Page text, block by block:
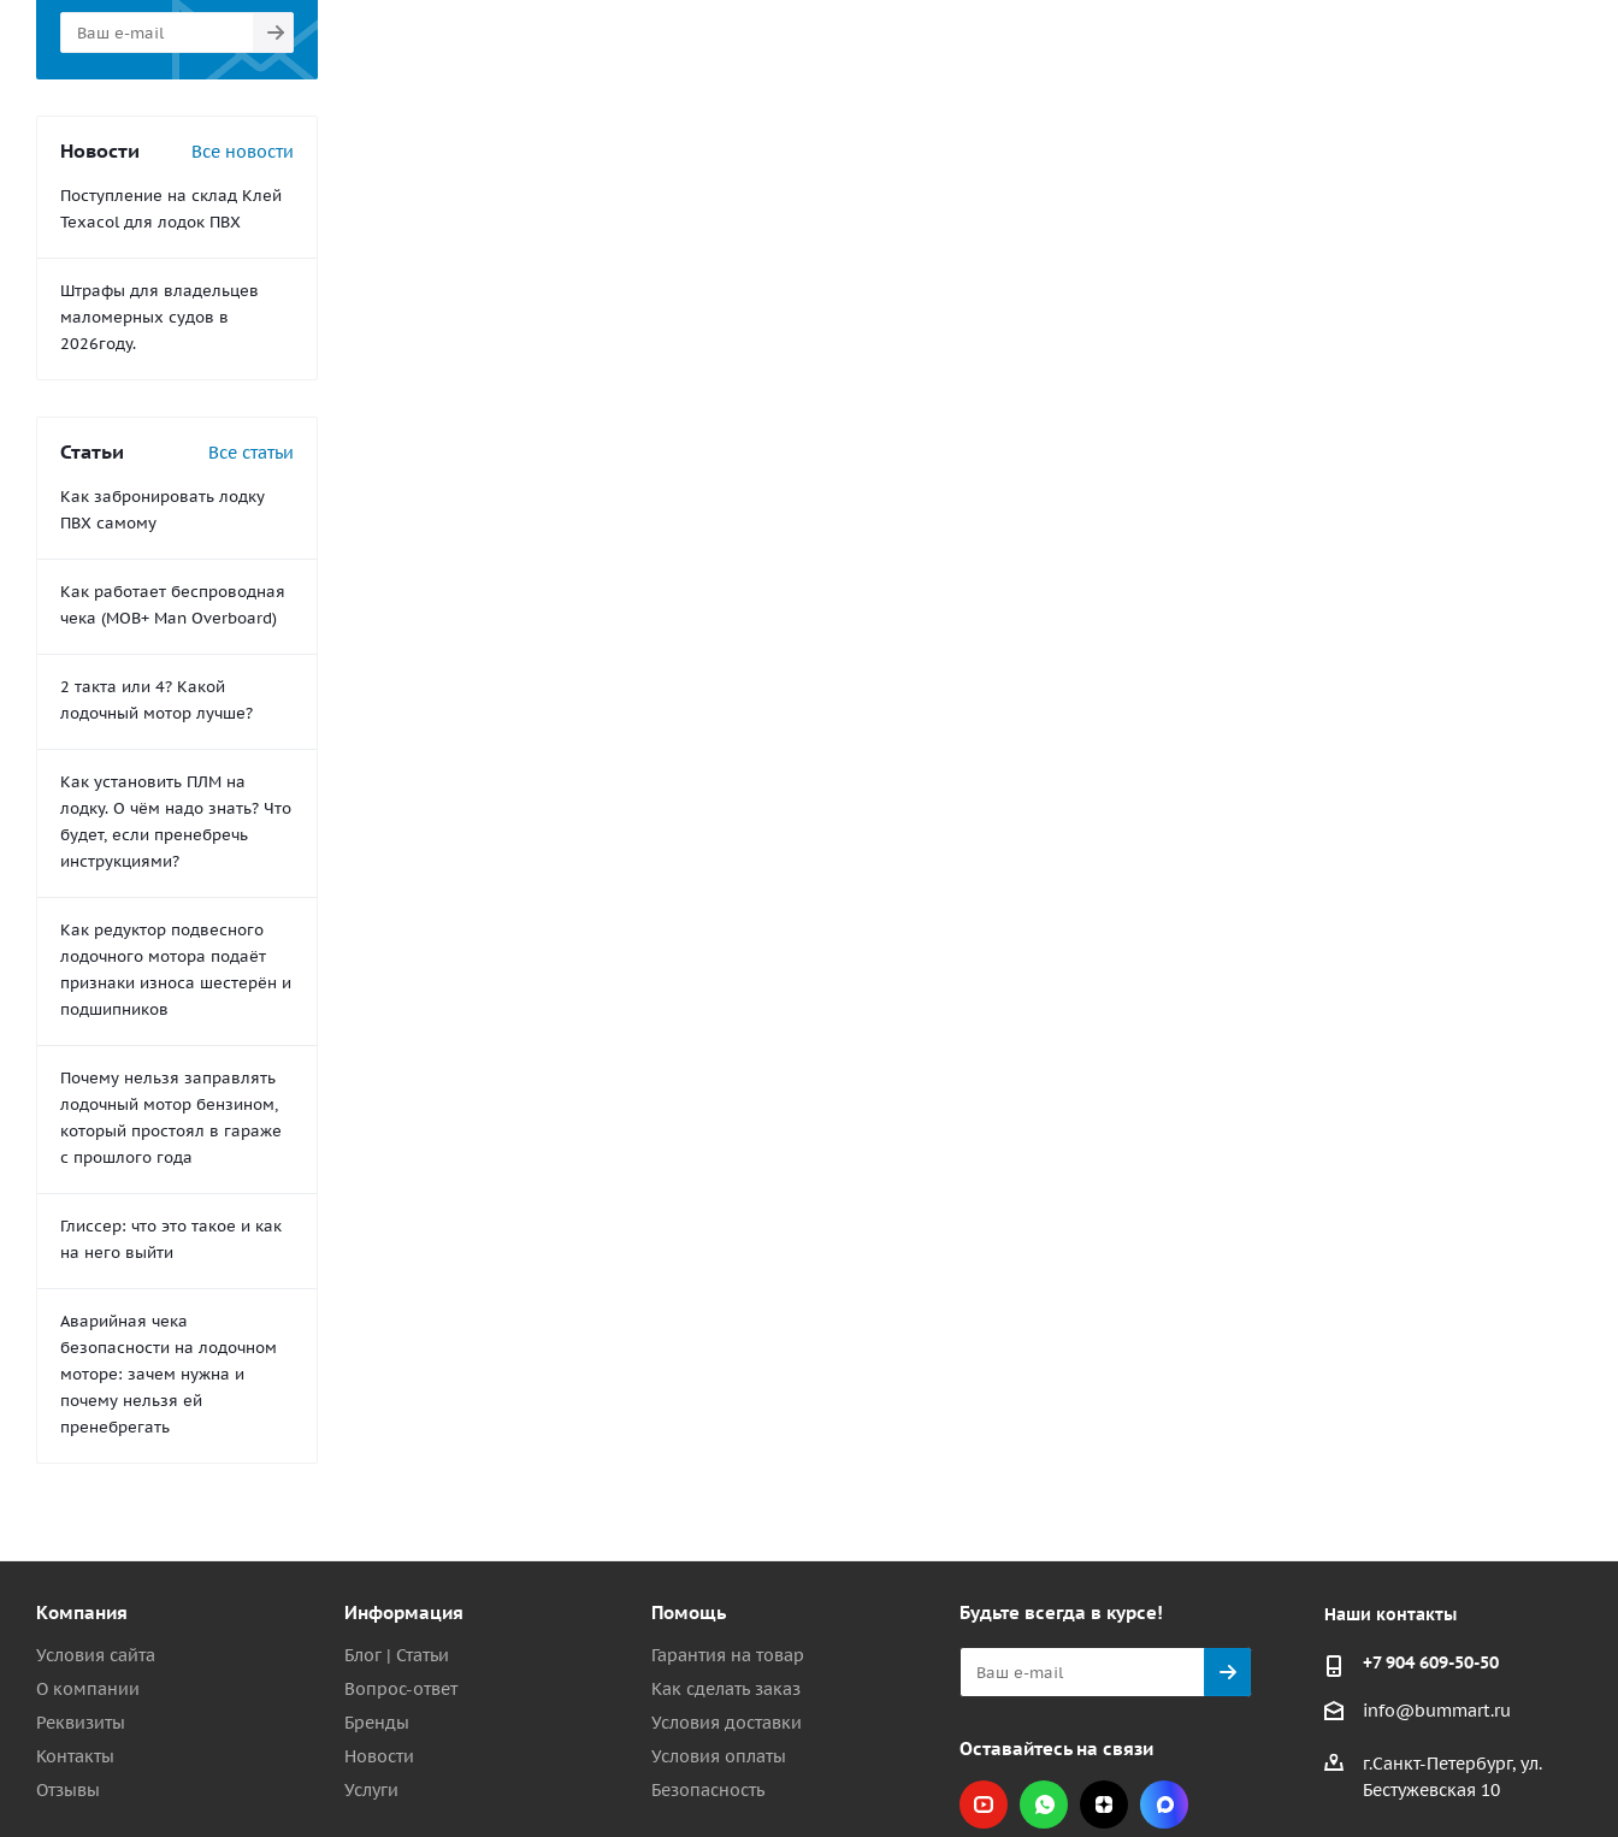
Новости Все новости
Поступление на склад Клей
Texacol для лодок ПВХ
Штрафы для владельцев
маломерных судов в
2026году.
Статьи Все статьи
Как забронировать лодку
ПВХ самому
Как работает беспроводная
чека (MOB+ Man Overboard)
2 такта или 4? Какой
лодочный мотор лучше?
Как установить ПЛМ на
лодку. О чём надо знать? Что
будет, если пренебречь
инструкциями?
Как редуктор подвесного
лодочного мотора подаёт
признаки износа шестерён и
подшипников
Почему нельзя заправлять
лодочный мотор бензином,
который простоял в гараже
с прошлого года
Глиссер: что это такое и как
на него выйти
Аварийная чека
безопасности на лодочном
моторе: зачем нужна и
почему нельзя ей
пренебрегать
Компания
Условия сайта
О компании
Реквизиты
Контакты
Отзывы
Информация
Блог | Статьи
Вопрос-ответ
Бренды
Новости
Услуги
Помощь
Гарантия на товар
Как сделать заказ
Условия доставки
Условия оплаты
Безопасность
Будьте всегда в курсе!
Оставайтесь на связи
Наши контакты
+7 904 609-50-50
info@bummart.ru
г.Санкт-Петербург, ул.
Бестужевская 10